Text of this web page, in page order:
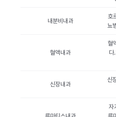
내분비내과
호
뇨
혈액내과
혈
다
신장내과
신
자